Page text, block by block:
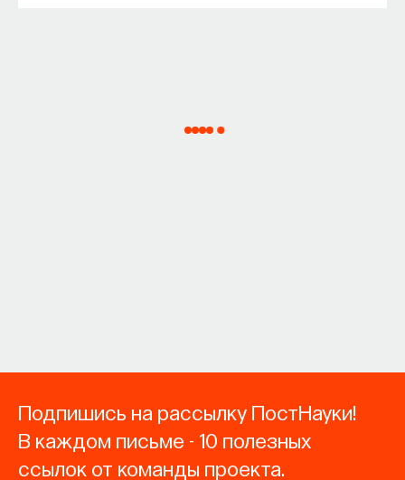
Подпишись на рассылку ПостНауки!
В каждом письме - 10 полезных
ссылок от команды проекта.